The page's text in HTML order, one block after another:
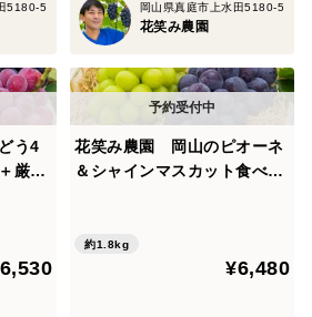
5180-5 岡山県真庭市上水田5180-5
花笑み農園
う4
厳選
花笑み農園 岡山のピオーネ
＆シャインマスカット食べ比
約1.8kg
¥6,480